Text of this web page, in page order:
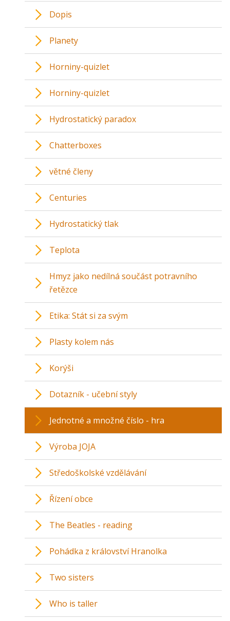
Dopis
Planety
Horniny-quizlet
Horniny-quizlet
Hydrostatický paradox
Chatterboxes
větné členy
Centuries
Hydrostatický tlak
Teplota
Hmyz jako nedílná součást potravního
řetězce
Etika: Stát si za svým
Plasty kolem nás
Korýši
Dotazník - učební styly
Jednotné a množné číslo - hra
Výroba JOJA
Středoškolské vzdělávání
Řízení obce
The Beatles - reading
Pohádka z království Hranolka
Two sisters
Who is taller